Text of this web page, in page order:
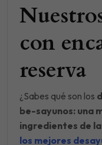
con
reserva
¿Sabes qué son los
be-sayunos: una
ingredientes de
los mejores